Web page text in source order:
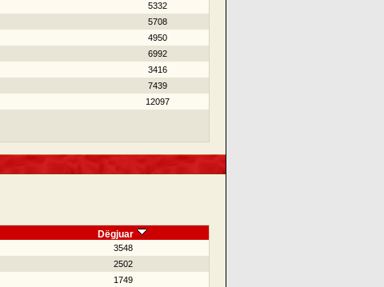
5332
5708
4950
6992
3416
7439
12097
Dëgjuar
3548
2502
1749